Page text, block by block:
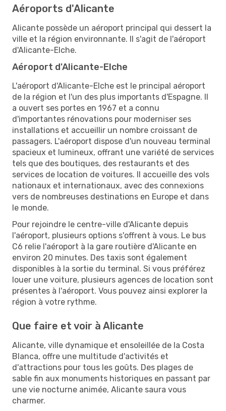
Aéroports d'Alicante
Alicante possède un aéroport principal qui dessert la
ville et la région environnante. Il s'agit de l'aéroport
d'Alicante-Elche.
Aéroport d'Alicante-Elche
L'aéroport d'Alicante-Elche est le principal aéroport
de la région et l'un des plus importants d'Espagne. Il
a ouvert ses portes en 1967 et a connu
d'importantes rénovations pour moderniser ses
installations et accueillir un nombre croissant de
passagers. L'aéroport dispose d'un nouveau terminal
spacieux et lumineux, offrant une variété de services
tels que des boutiques, des restaurants et des
services de location de voitures. Il accueille des vols
nationaux et internationaux, avec des connexions
vers de nombreuses destinations en Europe et dans
le monde.
Pour rejoindre le centre-ville d'Alicante depuis
l'aéroport, plusieurs options s'offrent à vous. Le bus
C6 relie l'aéroport à la gare routière d'Alicante en
environ 20 minutes. Des taxis sont également
disponibles à la sortie du terminal. Si vous préférez
louer une voiture, plusieurs agences de location sont
présentes à l'aéroport. Vous pouvez ainsi explorer la
région à votre rythme.
Que faire et voir à Alicante
Alicante, ville dynamique et ensoleillée de la Costa
Blanca, offre une multitude d'activités et
d'attractions pour tous les goûts. Des plages de
sable fin aux monuments historiques en passant par
une vie nocturne animée, Alicante saura vous
charmer.